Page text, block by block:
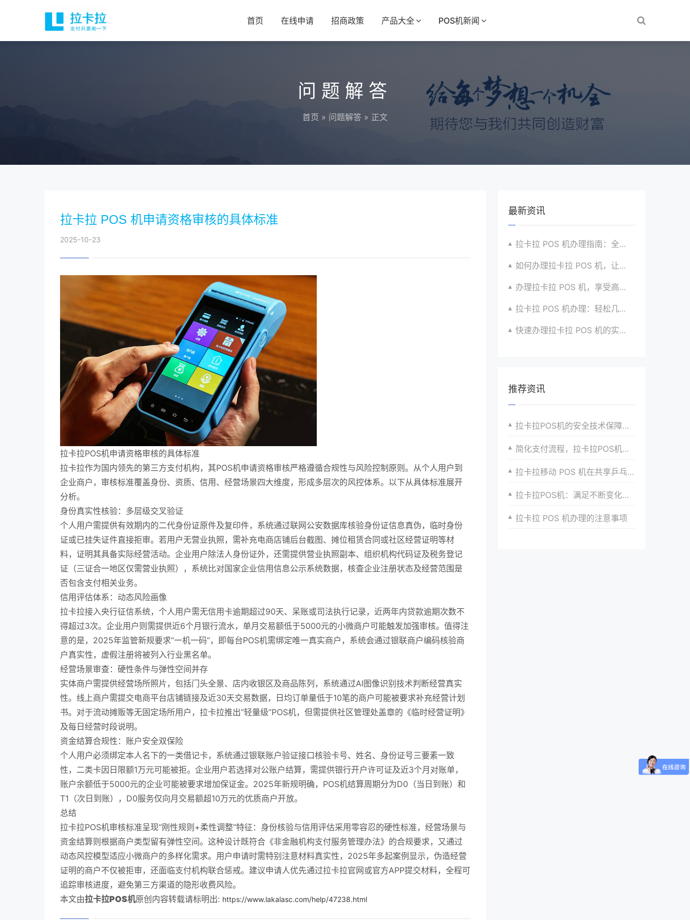
首页 在线申请 招商政策 产品大全 POS机新闻
问题解答
首页 » 问题解答 » 正文
拉卡拉 POS 机申请资格审核的具体标准
2025-10-23
拉卡拉POS机申请资格审核的具体标准
拉卡拉作为国内领先的第三方支付机构，其POS机申请资格审核严格遵循合规性与风险控制原则。从个人用户到
企业商户，审核标准覆盖身份、资质、信用、经营场景四大维度，形成多层次的风控体系。以下从具体标准展开
分析。
身份真实性核验：多层级交叉验证
个人用户需提供有效期内的二代身份证原件及复印件，系统通过联网公安数据库核验身份证信息真伪，临时身份
证或已挂失证件直接拒审。若用户无营业执照，需补充电商店铺后台截图、摊位租赁合同或社区经营证明等材
料，证明其具备实际经营活动。企业用户除法人身份证外，还需提供营业执照副本、组织机构代码证及税务登记
证（三证合一地区仅需营业执照），系统比对国家企业信用信息公示系统数据，核查企业注册状态及经营范围是
否包含支付相关业务。
信用评估体系：动态风险画像
拉卡拉接入央行征信系统，个人用户需无信用卡逾期超过90天、呆账或司法执行记录，近两年内贷款逾期次数不
得超过3次。企业用户则需提供近6个月银行流水，单月交易额低于5000元的小微商户可能触发加强审核。值得注
意的是，2025年监管新规要求“一机一码”，即每台POS机需绑定唯一真实商户，系统会通过银联商户编码核验商
户真实性，虚假注册将被列入行业黑名单。
经营场景审查：硬性条件与弹性空间并存
实体商户需提供经营场所照片，包括门头全景、店内收银区及商品陈列，系统通过AI图像识别技术判断经营真实
性。线上商户需提交电商平台店铺链接及近30天交易数据，日均订单量低于10笔的商户可能被要求补充经营计划
书。对于流动摊贩等无固定场所用户，拉卡拉推出“轻量级”POS机，但需提供社区管理处盖章的《临时经营证明》
及每日经营时段说明。
资金结算合规性：账户安全双保险
个人用户必须绑定本人名下的一类借记卡，系统通过银联账户验证接口核验卡号、姓名、身份证号三要素一致
性，二类卡因日限额1万元可能被拒。企业用户若选择对公账户结算，需提供银行开户许可证及近3个月对账单，
账户余额低于5000元的企业可能被要求增加保证金。2025年新规明确，POS机结算周期分为D0（当日到账）和
T1（次日到账），D0服务仅向月交易额超10万元的优质商户开放。
总结
拉卡拉POS机审核标准呈现“刚性规则+柔性调整”特征：身份核验与信用评估采用零容忍的硬性标准，经营场景与
资金结算则根据商户类型留有弹性空间。这种设计既符合《非金融机构支付服务管理办法》的合规要求，又通过
动态风控模型适应小微商户的多样化需求。用户申请时需特别注意材料真实性，2025年多起案例显示，伪造经营
证明的商户不仅被拒审，还面临支付机构联合惩戒。建议申请人优先通过拉卡拉官网或官方APP提交材料，全程可
追踪审核进度，避免第三方渠道的隐形收费风险。
本文由拉卡拉POS机原创内容转载请标明出: https://www.lakalasc.com/help/47238.html
最新资讯
拉卡拉 POS 机办理指南：全流程解析与建议汇总
如何办理拉卡拉 POS 机，让生意更顺畅？看过来
办理拉卡拉 POS 机，享受高效支付服务的窍门
拉卡拉 POS 机办理：轻松几步，实现便捷收款啦
快速办理拉卡拉 POS 机的实用方法全知道
推荐资讯
拉卡拉POS机的安全技术保障措施
简化支付流程，拉卡拉POS机助力商户数字化转型
拉卡拉移动 POS 机在共享乒乓球场租赁支付的应用案例
拉卡拉POS机：满足不断变化的支付需求
拉卡拉 POS 机办理的注意事项